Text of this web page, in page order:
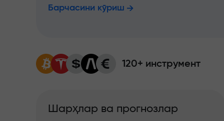
Барчасини кўриш
120+ инструмент
Шарҳлар ва прогнозлар